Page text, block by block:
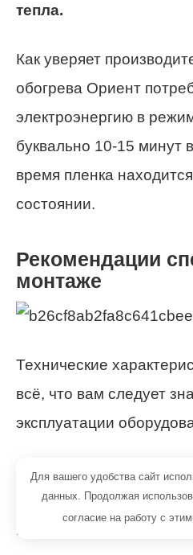
тепла.
Как уверяет
обогрева Ориент
электроэнергию в
буквально 10-15 минут
время пленка
состоянии.
Рекомендации
монтаже
Технические
всё, что вам следует
эксплуатации
Для его правильного
важно верно
Установка
Для вашего удобства сайт
данных. Продолжая
согласие на работу с